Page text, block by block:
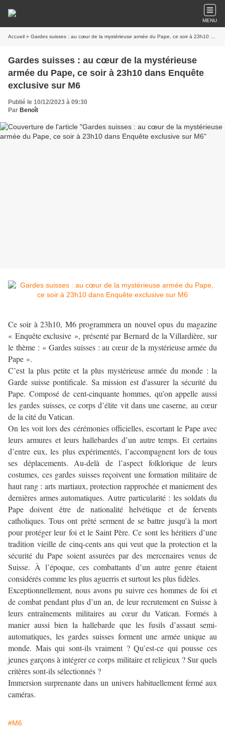
MENU
Accueil » Gardes suisses : au cœur de la mystérieuse armée du Pape, ce soir à 23h10 dans Enquête exclusive sur M6
Gardes suisses : au cœur de la mystérieuse
armée du Pape, ce soir à 23h10 dans Enquête
exclusive sur M6
Publié le 10/12/2023 à 09:30
Par Benoît
Ce soir à 23h10, M6 programmera un nouvel opus du magazine
« Enquête exclusive », présenté par Bernard de la Villardière, sur
le thème : « Gardes suisses : au cœur de la mystérieuse armée du
Pape ».
C’est la plus petite et la plus mystérieuse armée du monde : la
Garde suisse pontificale. Sa mission est d'assurer la sécurité du
Pape. Composé de cent-cinquante hommes, qu’on appelle aussi
les gardes suisses, ce corps d’élite vit dans une caserne, au cœur
de la cité du Vatican.
On les voit lors des cérémonies officielles, escortant le Pape avec
leurs armures et leurs hallebardes d’un autre temps. Et certains
d’entre eux, les plus expérimentés, l’accompagnent lors de tous
ses déplacements. Au-delà de l’aspect folklorique de leurs
costumes, ces gardes suisses reçoivent une formation militaire de
haut rang : arts martiaux, protection rapprochée et maniement des
dernières armes automatiques. Autre particularité : les soldats du
Pape doivent être de nationalité helvétique et de fervents
catholiques. Tous ont prêté serment de se battre jusqu’à la mort
pour protéger leur foi et le Saint Père. Ce sont les héritiers d’une
tradition vieille de cinq-cents ans qui veut que la protection et la
sécurité du Pape soient assurées par des mercenaires venus de
Suisse. À l’époque, ces combattants d’un autre genre étaient
considérés comme les plus aguerris et surtout les plus fidèles.
Exceptionnellement, nous avons pu suivre ces hommes de foi et
de combat pendant plus d’un an, de leur recrutement en Suisse à
leurs entraînements militaires au cœur du Vatican. Formés à
manier aussi bien la hallebarde que les fusils d’assaut semi-
automatiques, les gardes suisses forment une armée unique au
monde. Mais qui sont-ils vraiment ? Qu’est-ce qui pousse ces
jeunes garçons à intégrer ce corps militaire et religieux ? Sur quels
critères sont-ils sélectionnés ?
Immersion surprenante dans un univers habituellement fermé aux
caméras.
#M6